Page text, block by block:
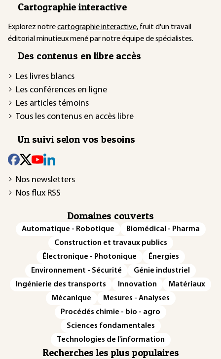
Cartographie interactive
Explorez notrecartographie interactive, fruit d'un travail
éditorial minutieux mené par notre équipe de spécialistes.
Des contenus en libre accès
Les livres blancs
Les conférences en ligne
Les articles témoins
Tous les contenus en accès libre
Un suivi selon vos besoins
Nos newsletters
Nos flux RSS
Domaines couverts
Automatique - Robotique
Biomédical - Pharma
Construction et travaux publics
Électronique - Photonique
Énergies
Environnement - Sécurité
Génie industriel
Ingénierie des transports
Innovation
Matériaux
Mécanique
Mesures - Analyses
Procédés chimie - bio - agro
Sciences fondamentales
Technologies de l'information
Recherches les plus populaires